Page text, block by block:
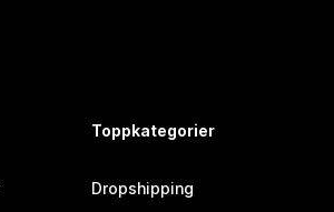
Toppkategorier
Dropshipping